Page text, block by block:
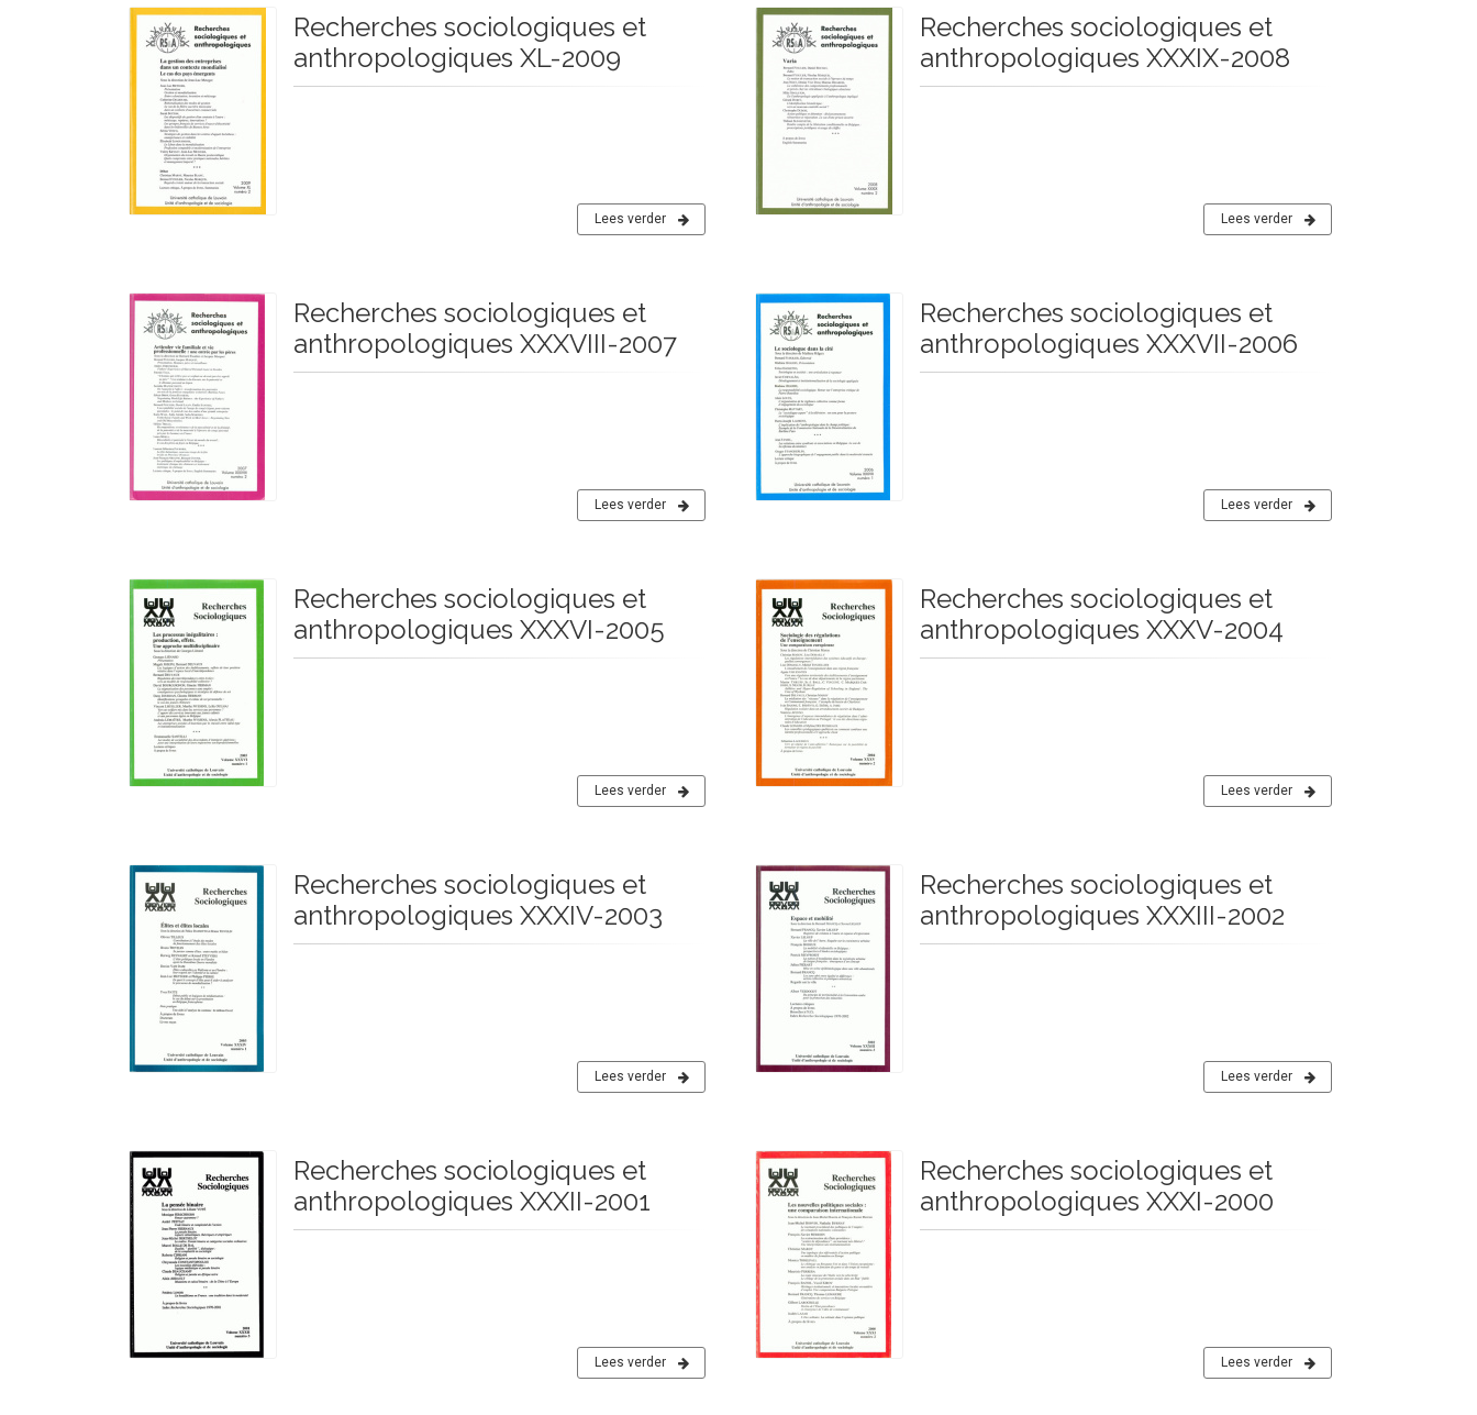
Recherches sociologiques et
anthropologiques XL-2009
Lees verder
Recherches sociologiques et
anthropologiques XXXIX-2008
Lees verder
Recherches sociologiques et
anthropologiques XXXVIII-2007
Lees verder
Recherches sociologiques et
anthropologiques XXXVII-2006
Lees verder
Recherches sociologiques et
anthropologiques XXXVI-2005
Lees verder
Recherches sociologiques et
anthropologiques XXXV-2004
Lees verder
Recherches sociologiques et
anthropologiques XXXIV-2003
Lees verder
Recherches sociologiques et
anthropologiques XXXIII-2002
Lees verder
Recherches sociologiques et
anthropologiques XXXII-2001
Lees verder
Recherches sociologiques et
anthropologiques XXXI-2000
Lees verder